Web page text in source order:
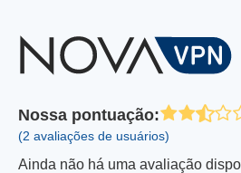
Nossa pontuação:
(2 avaliações de usuários)
Ainda não há uma avaliação